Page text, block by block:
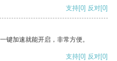
支持[0] 反对[0]
键加速就能开启，非常方便。
支持[0] 反对[0]